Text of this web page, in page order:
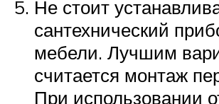
Не стоит
сантехнический
мебели. Лучшим
считается монтаж
При использовании